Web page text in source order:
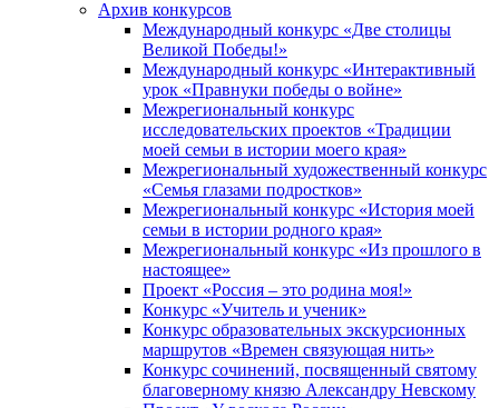
Архив конкурсов
Международный конкурс «Две столицы
Великой Победы!»
Международный конкурс «Интерактивный
урок «Правнуки победы о войне»
Межрегиональный конкурс
исследовательских проектов «Традиции
моей семьи в истории моего края»
Межрегиональный художественный конкурс
«Семья глазами подростков»
Межрегиональный конкурс «История моей
семьи в истории родного края»
Межрегиональный конкурс «Из прошлого в
настоящее»
Проект «Россия – это родина моя!»
Конкурс «Учитель и ученик»
Конкурс образовательных экскурсионных
маршрутов «Времен связующая нить»
Конкурс сочинений, посвященный святому
благоверному князю Александру Невскому